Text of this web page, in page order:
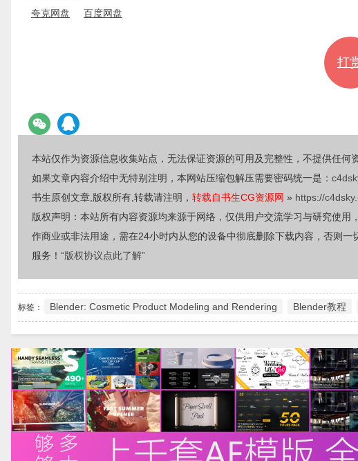
夸克网盘
百度网盘
打
本站仅作为资源信息收集站点，无法保证资源的可用及完整性，不提供任何
如果文章内容介绍中无特别注明，本网站压缩包解压需要密码统一是：
书生原创文章,版权所有,转载请注明， 转载自书生CG资源网 » https://
版权声明：本站所有内容资源均来源于网络，仅供用户交流学习与研究使
作商业或非法用途，需在24小时内从您的设备中彻底删除下载内容，否则
服务！ “版权协议点此了解”
标签： Blender: Cosmetic Product Modeling and Rendering Blender教程